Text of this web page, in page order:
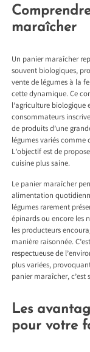
maraîcher
Un panier maraîcher
souvent biologiques,
vente de légumes à la
cette dynamique. Ce
l’agriculture biologique
consommateurs
de produits d’une
légumes variés comme
L’objectif est de
cuisine plus saine.
Le panier maraîcher
alimentation
légumes rarement
épinards ou encore les
les producteurs
manière raisonnée.
respectueuse de
plus variées,
panier maraîcher, c’est
Les
pour votre